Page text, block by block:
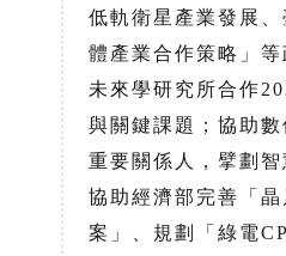
低軌衛星產業發展
體產業合作策略」
未來學研究所合作
與關鍵課題；協助
重要關係人，擘劃智
協助經濟部完善「
案」、規劃「綠電